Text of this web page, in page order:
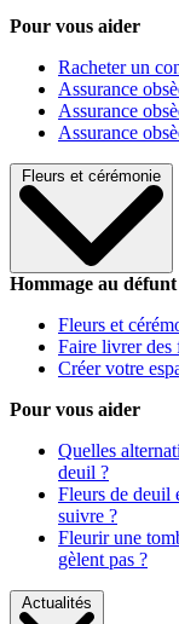
Pour vous aider
Racheter un
Assurance
Assurance
Assurance
Fleurs et cérémonie
Hommage au défunt
Fleurs et
Faire livrer des
Créer votre
Pour vous aider
Quelles
deuil ?
Fleurs de deuil
suivre ?
Fleurir une
gèlent pas ?
Actualités